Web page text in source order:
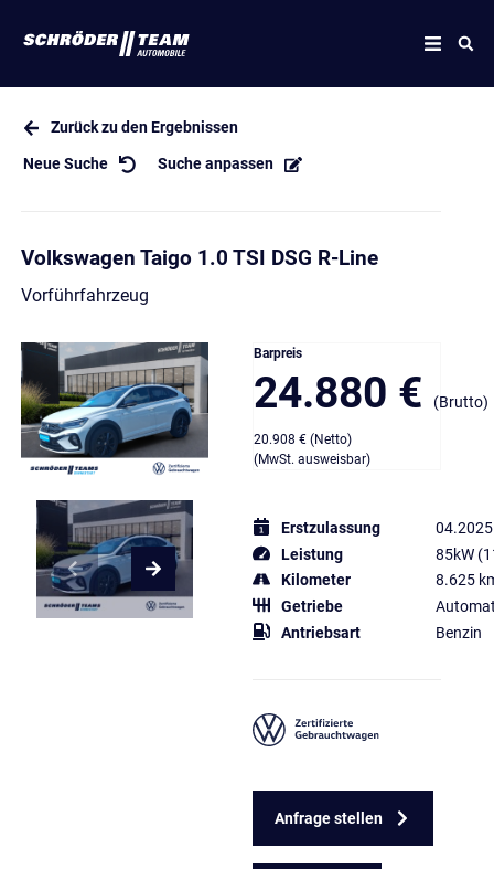
Zurück zu den Ergebnissen
Neue Suche Suche anpassen
Volkswagen Taigo 1.0 TSI DSG R-Line
Vorführfahrzeug
Barpreis
24.880 € (Brutto)
20.908 € (Netto)
(MwSt. ausweisbar)
Erstzulassung
04.2025
Leistung
85kW
Kilometer
8.625
Getriebe
Antriebsart
Benzin
Anfrage stellen